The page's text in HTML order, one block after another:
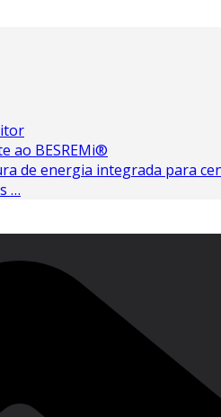
ao BESREMi®
energia integrada para
…